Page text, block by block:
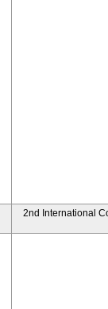
2nd International